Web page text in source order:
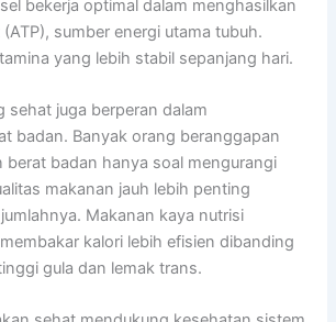
bekerja optimal dalam menghasilkan
sumber energi utama tubuh.
yang lebih stabil sepanjang hari.
sehat juga berperan dalam
badan. Banyak orang beranggapan
berat badan hanya soal mengurangi
makanan jauh lebih penting
Makanan kaya nutrisi
kalori lebih efisien dibanding
gula dan lemak trans.